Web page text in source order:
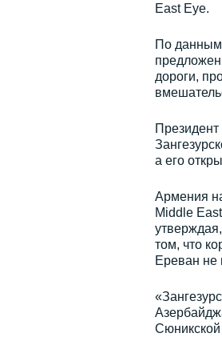
East Eye.
По данным
дороги,
Президент
а его
Армения
Middle
том, что
Ереван не